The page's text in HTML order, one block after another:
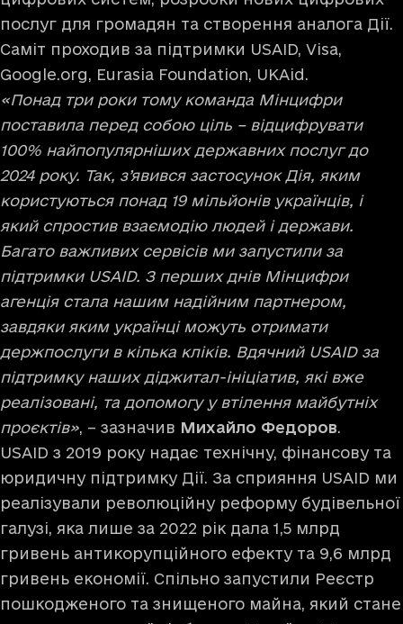
послуг для громадян та створення аналога Дії.
Саміт проходив за підтримки USAID, Visa,
Google.org, Eurasia Foundation, UKAid.
«Понад три роки тому команда Мінцифри
поставила перед собою ціль – відцифрувати
100% найпопулярніших державних послуг до
2024 року. Так, з’явився застосунок Дія, яким
користуються понад 19 мільйонів українців, і
який спростив взаємодію людей і держави.
Багато важливих сервісів ми запустили за
підтримки USAID. З перших днів Мінцифри
агенція стала нашим надійним партнером,
завдяки яким українці можуть отримати
держпослуги в кілька кліків. Вдячний USAID за
підтримку наших діджитал-ініціатив, які вже
реалізовані, та допомогу у втілення майбутніх
проєктів», – зазначив Михайло Федоров.
USAID з 2019 року надає технічну, фінансову та
юридичну підтримку Дії. За сприяння USAID ми
реалізували революційну реформу будівельної
галузі, яка лише за 2022 рік дала 1,5 млрд
гривень антикорупційного ефекту та 9,6 млрд
гривень економії. Спільно запустили Реєстр
пошкодженого та знищеного майна, який стане